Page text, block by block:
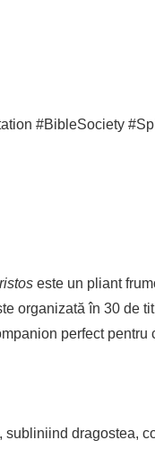
#BibleSociety
este un pliant
organizată în 30 de
perfect
dragostea,